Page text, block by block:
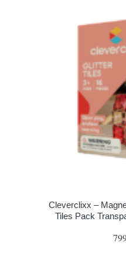
Cleverclixx –
Tiles Pack